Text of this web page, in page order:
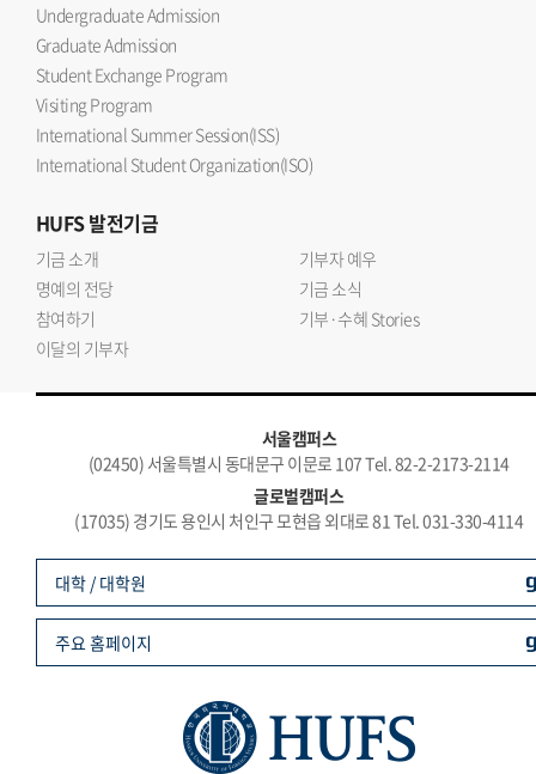
Undergraduate Admission
Graduate Admission
Student Exchange Program
Visiting Program
International Summer Session(ISS)
International Student Organization(ISO)
HUFS발전기금
기금 소개
기부자 예우
명예의 전당
기금 소식
참여하기
기부·수혜 Stories
이달의 기부자
서울캠퍼스
(02450) 서울특별시 동대문구 이문로 107 Tel. 82-2-2173-2114
글로벌캠퍼스
(17035) 경기도 용인시 처인구 모현읍 외대로 81 Tel. 031-330-4114
대학 / 대학원
주요 홈페이지